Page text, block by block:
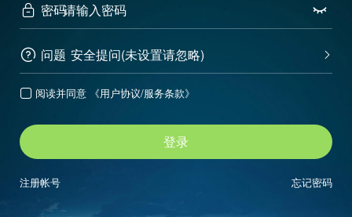
 密码 
 问题 
安全提问(未设置请忽略)
 阅读并同意 《用户协议/服务条款》
登录
忘记密码
注册帐号